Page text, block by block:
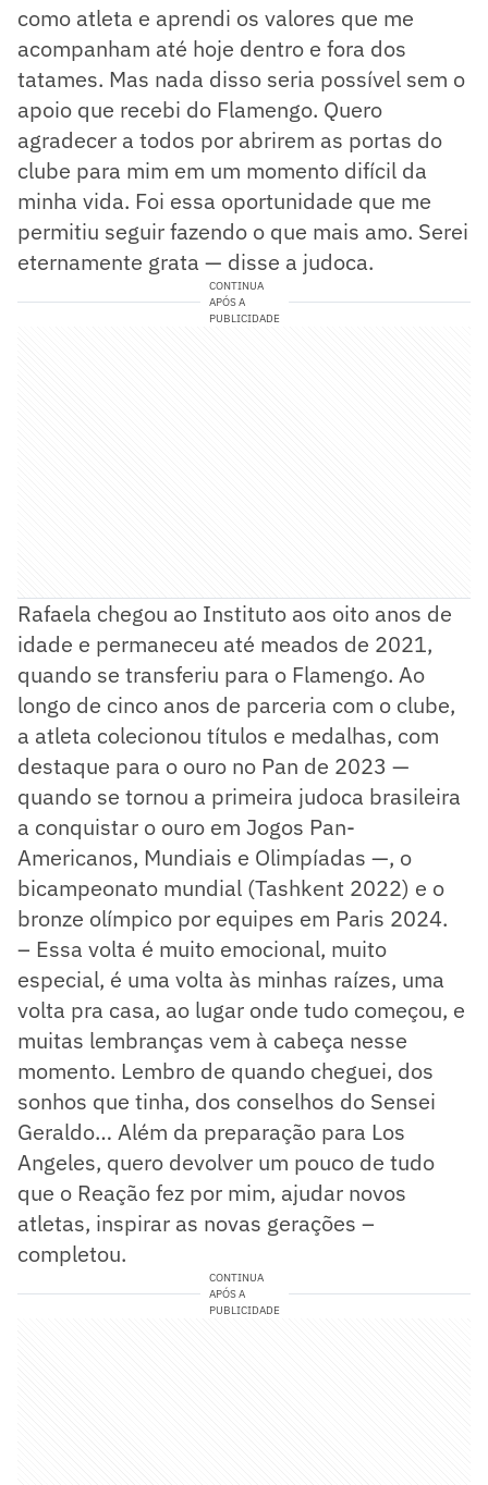
como atleta e aprendi os valores que me
acompanham até hoje dentro e fora dos
tatames. Mas nada disso seria possível sem o
apoio que recebi do Flamengo. Quero
agradecer a todos por abrirem as portas do
clube para mim em um momento difícil da
minha vida. Foi essa oportunidade que me
permitiu seguir fazendo o que mais amo. Serei
eternamente grata — disse a judoca.
CONTINUA
APÓS A
PUBLICIDADE
Rafaela chegou ao Instituto aos oito anos de
idade e permaneceu até meados de 2021,
quando se transferiu para o Flamengo. Ao
longo de cinco anos de parceria com o clube,
a atleta colecionou títulos e medalhas, com
destaque para o ouro no Pan de 2023 —
quando se tornou a primeira judoca brasileira
a conquistar o ouro em Jogos Pan-
Americanos, Mundiais e Olimpíadas —, o
bicampeonato mundial (Tashkent 2022) e o
bronze olímpico por equipes em Paris 2024.
– Essa volta é muito emocional, muito
especial, é uma volta às minhas raízes, uma
volta pra casa, ao lugar onde tudo começou, e
muitas lembranças vem à cabeça nesse
momento. Lembro de quando cheguei, dos
sonhos que tinha, dos conselhos do Sensei
Geraldo… Além da preparação para Los
Angeles, quero devolver um pouco de tudo
que o Reação fez por mim, ajudar novos
atletas, inspirar as novas gerações –
completou.
CONTINUA
APÓS A
PUBLICIDADE